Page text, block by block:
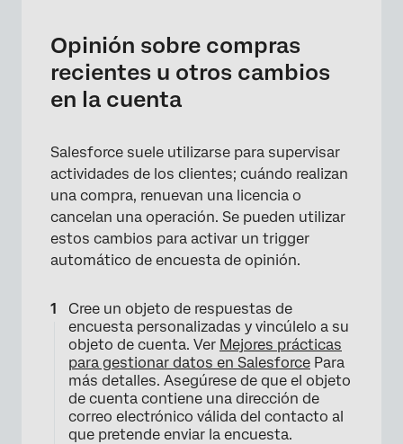
×
Opinión sobre compras
recientes u otros cambios
en la cuenta
Salesforce suele utilizarse para supervisar
actividades de los clientes; cuándo realizan
una compra, renuevan una licencia o
cancelan una operación. Se pueden utilizar
estos cambios para activar un trigger
automático de encuesta de opinión.
Cree un objeto de respuestas de
encuesta personalizadas y vincúlelo a su
objeto de cuenta. Ver Mejores prácticas
para gestionar datos en Salesforce Para
más detalles. Asegúrese de que el objeto
de cuenta contiene una dirección de
correo electrónico válida del contacto al
que pretende enviar la encuesta.